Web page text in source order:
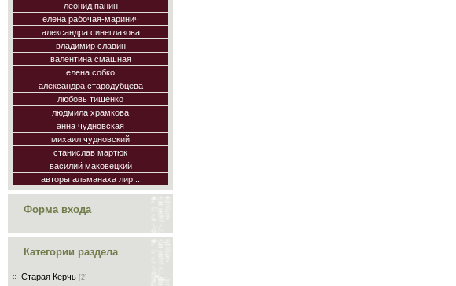
леонид панин
елена рабочая-маринич
александра синеглазова
владимир славин
валентина смашная
елена собко
александра стародубцева
любовь тищенко
людмила храмкова
анна чудновская
михаил чудновский
станислав мартюк
василий маковецкий
авторы альманаха лир...
Форма входа
Категории раздела
Старая Керчь [2]